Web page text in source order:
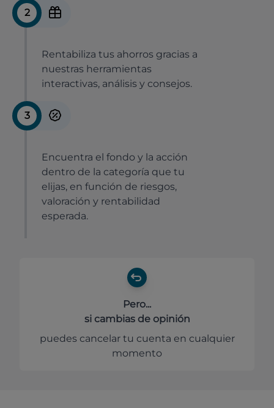
2
Rentabiliza tus ahorros gracias a
nuestras herramientas
interactivas, análisis y consejos.
3
Encuentra el fondo y la acción
dentro de la categoría que tu
elijas, en función de riesgos,
valoración y rentabilidad
esperada.
Pero...
si cambias de opinión
puedes cancelar tu cuenta en cualquier
momento